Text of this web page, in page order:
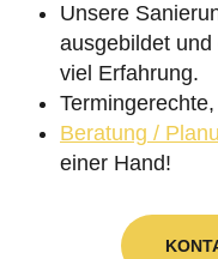
Unsere
ausgebildet
viel Erfahrung.
Beratung /
einer Hand!